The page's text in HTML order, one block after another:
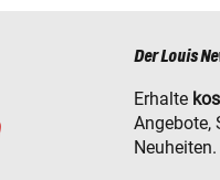
Der Louis
Erhalte
Angebote,
Neuheiten.